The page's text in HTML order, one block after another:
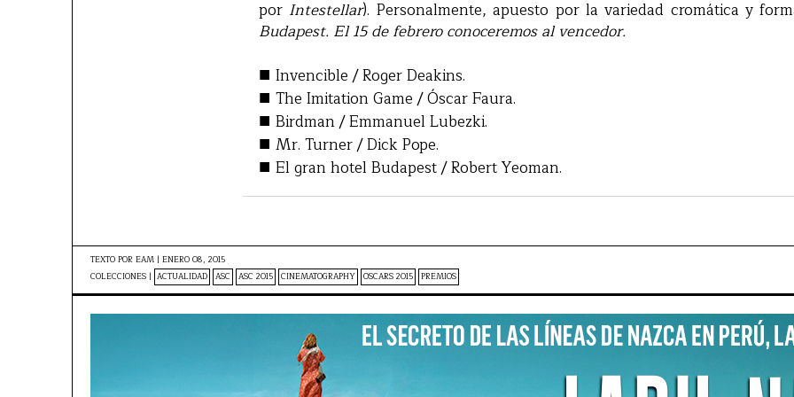
por Intestellar). Personalmente, apuesto por la variedad cromática y
Budapest. El 15 de febrero conoceremos al vencedor.
■ Invencible / Roger Deakins.
■ The Imitation Game / Óscar Faura.
■ Birdman / Emmanuel Lubezki.
■ Mr. Turner / Dick Pope.
■ El gran hotel Budapest / Robert Yeoman.
TEXTO POR EAM | ENERO 08, 2015
COLECCIONES | ACTUALIDAD ASC ASC 2015 CINEMATOGRAPHY OSCARS 2015 PREMIOS